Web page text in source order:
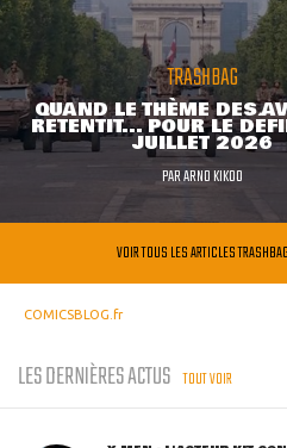
TRASHBAG
QUAND LE THÈME DES
RETENTIT... POUR LE
JUILLET 2026
PARARNO KIKOO
VOIR TOUS LES ARTICLES TRASHBAG
COMICSBLOG.fr
LES DERNIÈRES ACTUS TOUT VOIR